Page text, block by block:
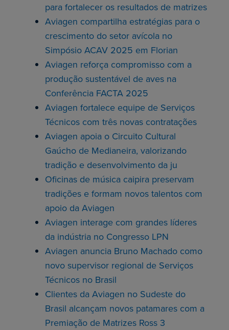
para fortalecer os resultados de matrizes
Aviagen compartilha estratégias para o
crescimento do setor avícola no
Simpósio ACAV 2025 em Florian
Aviagen reforça compromisso com a
produção sustentável de aves na
Conferência FACTA 2025
Aviagen fortalece equipe de Serviços
Técnicos com três novas contratações
Aviagen apoia o Circuito Cultural
Gaúcho de Medianeira, valorizando
tradição e desenvolvimento da ju
Oficinas de música caipira preservam
tradições e formam novos talentos com
apoio da Aviagen
Aviagen interage com grandes líderes
da indústria no Congresso LPN
Aviagen anuncia Bruno Machado como
novo supervisor regional de Serviços
Técnicos no Brasil
Clientes da Aviagen no Sudeste do
Brasil alcançam novos patamares com a
Premiação de Matrizes Ross 3